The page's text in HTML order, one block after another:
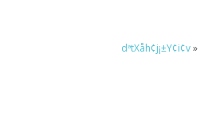
dªtXåh¢j¡±Y¢i¢v»